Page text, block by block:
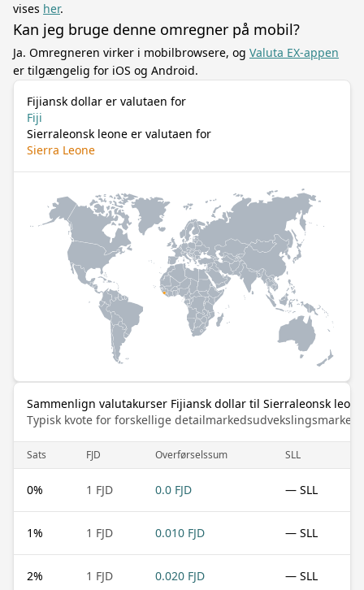
vises her.
Kan jeg bruge denne omregner på mobil?
Ja. Omregneren virker i mobilbrowsere, og Valuta EX-appen
er tilgængelig for iOS og Android.
Fijiansk dollar er valutaen for
Fiji
Sierraleonsk leone er valutaen for
Sierra Leone
Sammenlign valutakurser Fijiansk dollar til Sierraleonsk leone
Typisk kvote for forskellige
Sats FJD Overførselssum SLL
0% 1 FJD 0.0 FJD — SLL
1% 1 FJD 0.010 FJD — SLL
2% 1 FJD 0.020 FJD — SLL